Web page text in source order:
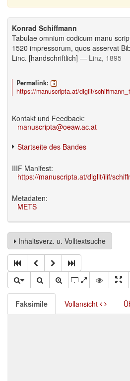
Konrad Schiffmann
Tabulae omnium codicum manu
1520 impressorum, quos asservat
Linc. [handschriftlich] — Linz, 1895
Permalink:
https://manuscripta.at/diglit/
Kontakt und Feedback:
manuscripta@oeaw.ac.at
Startseite des Bandes
IIIF Manifest:
https://manuscripta.at/diglit/iiif/
Metadaten:
METS
Inhaltsverz. u. Volltextsuche
Faksimile Vollansicht